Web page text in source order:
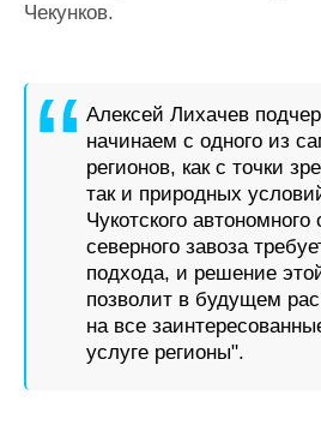
Чекунков.
Алексей Лихачев
начинаем с одного из
регионов, как с точки
так и природных
Чукотского автономного
северного завоза
подхода, и решение
позволит в будущем
на все
услуге регионы".